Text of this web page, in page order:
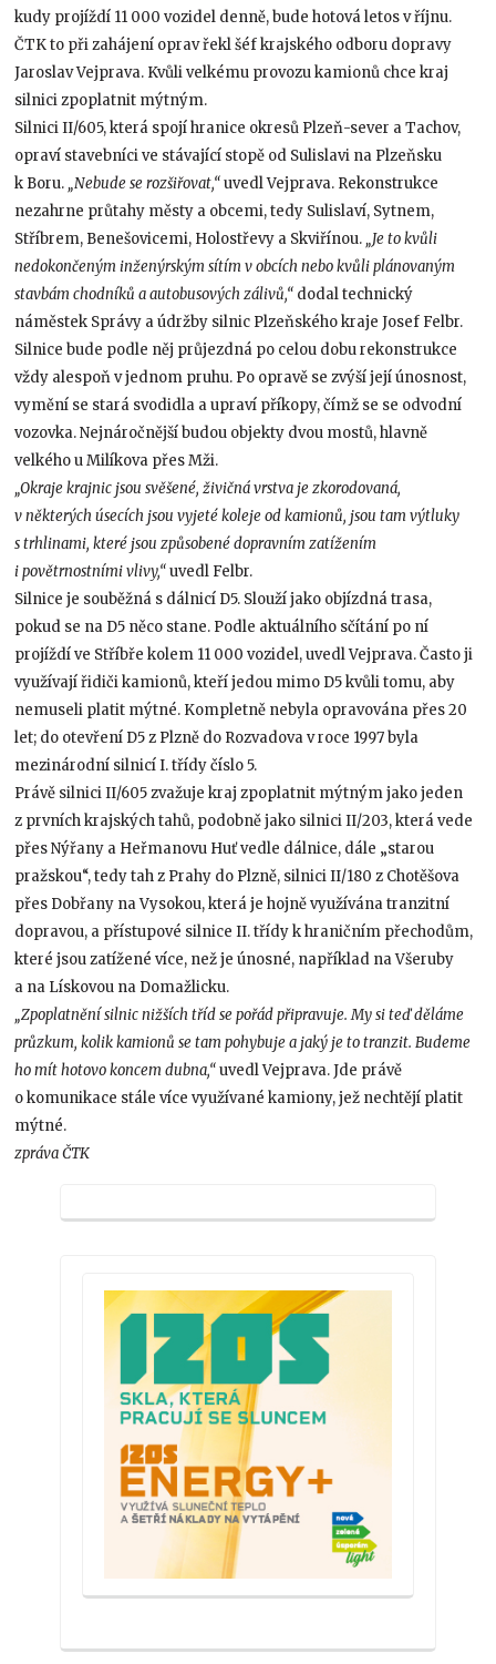
kudy projíždí 11 000 vozidel denně, bude hotová letos v říjnu.
ČTK to při zahájení oprav řekl šéf krajského odboru dopravy
Jaroslav Vejprava. Kvůli velkému provozu kamionů chce kraj
silnici zpoplatnit mýtným.
Silnici II/605, která spojí hranice okresů Plzeň-sever a Tachov,
opraví stavebníci ve stávající stopě od Sulislavi na Plzeňsku
k Boru.„Nebude se rozšiřovat,“uvedl Vejprava. Rekonstrukce
nezahrne průtahy městy a obcemi, tedy Sulislaví, Sytnem,
Stříbrem, Benešovicemi, Holostřevy a Skviřínou.„Je to kvůli
nedokončeným inženýrským sítím v obcích nebo kvůli plánovaným
stavbám chodníků a autobusových zálivů,“ dodal technický
náměstek Správy a údržby silnic Plzeňského kraje Josef Felbr.
Silnice bude podle něj průjezdná po celou dobu rekonstrukce
vždy alespoň v jednom pruhu. Po opravě se zvýší její únosnost,
vymění se stará svodidla a upraví příkopy, čímž se se odvodní
vozovka. Nejnáročnější budou objekty dvou mostů, hlavně
velkého u Milíkova přes Mži.
„Okraje krajnic jsou svěšené, živičná vrstva je zkorodovaná,
v některých úsecích jsou vyjeté koleje od kamionů, jsou tam výtluky
s trhlinami, které jsou způsobené dopravním zatížením
i povětrnostními vlivy,“uvedl Felbr.
Silnice je souběžná s dálnicí D5. Slouží jako objízdná trasa,
pokud se na D5 něco stane. Podle aktuálního sčítání po ní
projíždí ve Stříbře kolem 11 000 vozidel, uvedl Vejprava. Často ji
využívají řidiči kamionů, kteří jedou mimo D5 kvůli tomu, aby
nemuseli platit mýtné. Kompletně nebyla opravována přes 20
let; do otevření D5 z Plzně do Rozvadova v roce 1997 byla
mezinárodní silnicí I. třídy číslo 5.
Právě silnici II/605 zvažuje kraj zpoplatnit mýtným jako jeden
z prvních krajských tahů, podobně jako silnici II/203, která vede
přes Nýřany a Heřmanovu Huť vedle dálnice, dále „starou
pražskou“, tedy tah z Prahy do Plzně, silnici II/180 z Chotěšova
přes Dobřany na Vysokou, která je hojně využívána tranzitní
dopravou, a přístupové silnice II. třídy k hraničním přechodům,
které jsou zatížené více, než je únosné, například na Všeruby
a na Lískovou na Domažlicku.
„Zpoplatnění silnic nižších tříd se pořád připravuje. My si teď děláme
průzkum, kolik kamionů se tam pohybuje a jaký je to tranzit. Budeme
ho mít hotovo koncem dubna,“uvedl Vejprava. Jde právě
o komunikace stále více využívané kamiony, jež nechtějí platit
mýtné.
zpráva ČTK